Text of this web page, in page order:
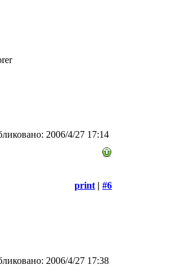
2006/4/27 17:14
print | #6
2006/4/27 17:38